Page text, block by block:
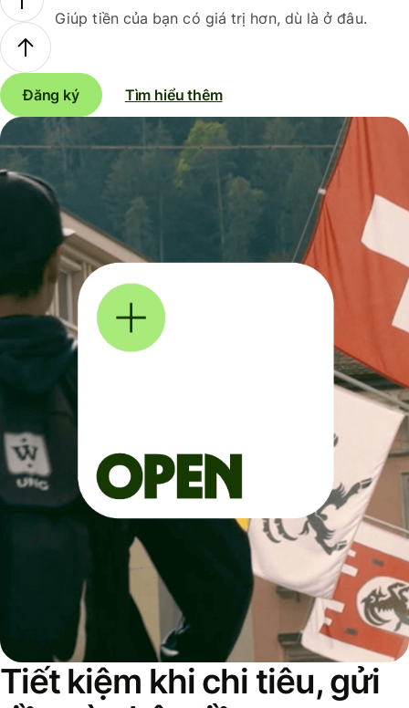
Giúp tiền của bạn có giá trị hơn, dù là ở đâu.
Đăng ký Tìm hiểu thêm
Tiết kiệm khi chi tiêu, gửi